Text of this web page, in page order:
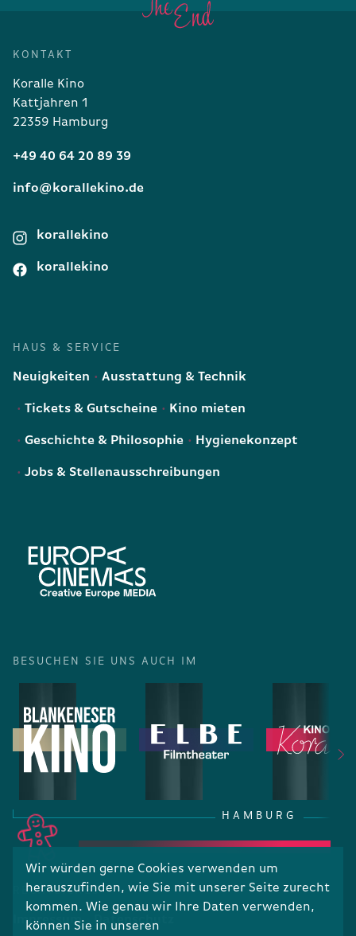
Wir würden gerne Cookies verwenden um
herauszufinden, wie Sie mit unserer Seite zurecht
kommen. Wie genau wir Ihre Daten verwenden,
können Sie in unseren
KONTAKT
Koralle Kino
Kattjahren 1
22359 Hamburg
+49 40 64 20 89 39
info@korallekino.de
korallekino
korallekino
HAUS & SERVICE
Neuigkeiten Ausstattung & Technik
Tickets & Gutscheine Kino mieten
Geschichte & Philosophie Hygienekonzept
Jobs & Stellenausschreibungen
BESUCHEN SIE UNS AUCH IM
HAMBURG
RECHTLICHES
Impressum Datenschutz